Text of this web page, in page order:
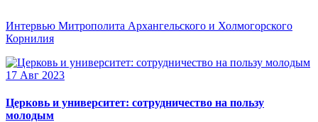
Интервью Митрополита Архангельского и Холмогорского
Корнилия
17 Авг 2023
Церковь и университет: сотрудничество на пользу
молодым